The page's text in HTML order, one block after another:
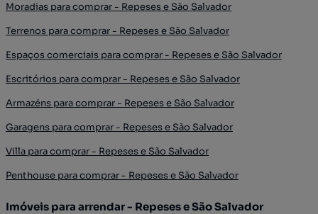
Moradias para comprar - Repeses e São Salvador
Terrenos para comprar - Repeses e São Salvador
Espaços comerciais para comprar - Repeses e São Salvador
Escritórios para comprar - Repeses e São Salvador
Armazéns para comprar - Repeses e São Salvador
Garagens para comprar - Repeses e São Salvador
Villa para comprar - Repeses e São Salvador
Penthouse para comprar - Repeses e São Salvador
Imóveis para arrendar - Repeses e São Salvador